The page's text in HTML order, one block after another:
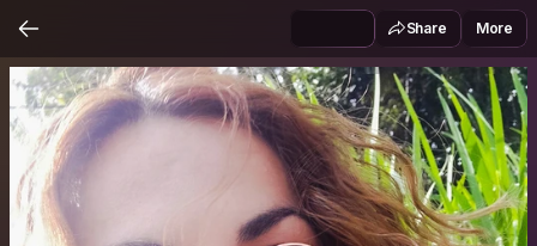
Share More